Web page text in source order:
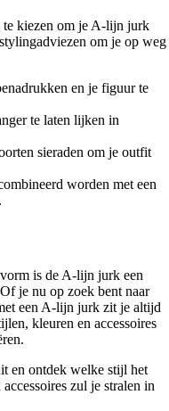
te kiezen om je A-lijn jurk
om je op weg
en je figuur te
te laten lijken in
sieraden om je outfit
worden met een
is de A-lijn jurk een
je nu op zoek bent naar
een A-lijn jurk zit je altijd
kleuren en accessoires
en ontdek welke stijl het
zul je stralen in